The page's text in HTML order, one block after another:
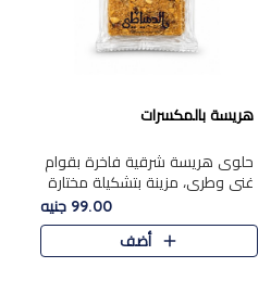
هريسة بالمكسرات
حلوى هريسة شرقية فاخرة بقوام
غني وطري، مزينة بتشكيلة مختارة
من المكسرات الفاخرة التي تضيف
قرمشة مميزة ونكهة غنية في كل
قطعة. تجمع بين المذاق..
99.00 جنيه
أضف